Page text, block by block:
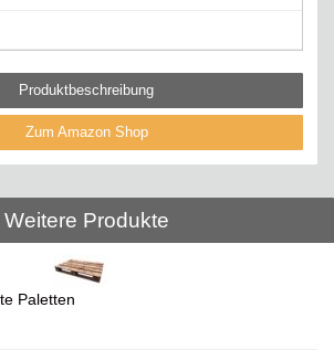
Produktbeschreibung
Zum Amazon Shop
Weitere Produkte
Paletten